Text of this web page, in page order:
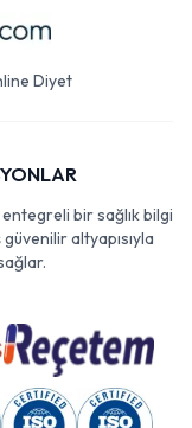
Diyet
bir sağlık bilgi
altyapısıyla